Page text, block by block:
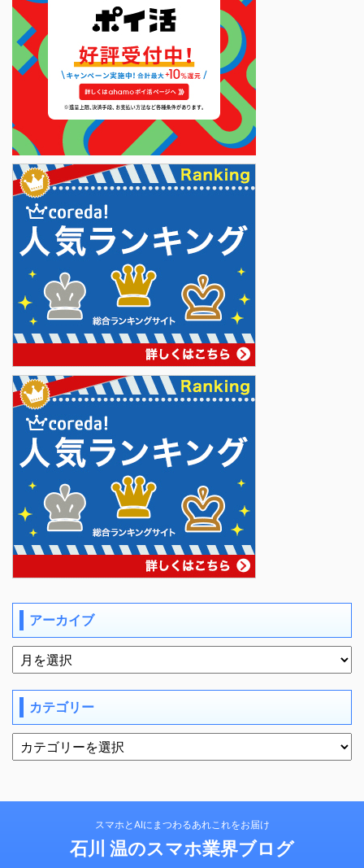
アーカイブ
カテゴリー
スマホとAIにまつわるあれこれをお届け
石川 温のスマホ業界ブログ